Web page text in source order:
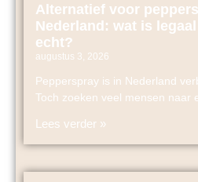
Alternatief voor
Nederland: wat is
echt?
augustus 3, 2026
Pepperspray is in Nederland
Toch zoeken veel mensen naar
Lees verder »